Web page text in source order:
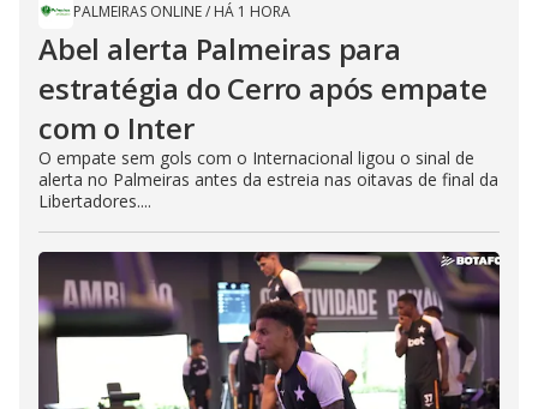
PALMEIRAS ONLINE/ HÁ 1 HORA
Abel alerta Palmeiras para
estratégia do Cerro após empate
com o Inter
O empate sem gols com o Internacional ligou o sinal de
alerta no Palmeiras antes da estreia nas oitavas de final da
Libertadores....